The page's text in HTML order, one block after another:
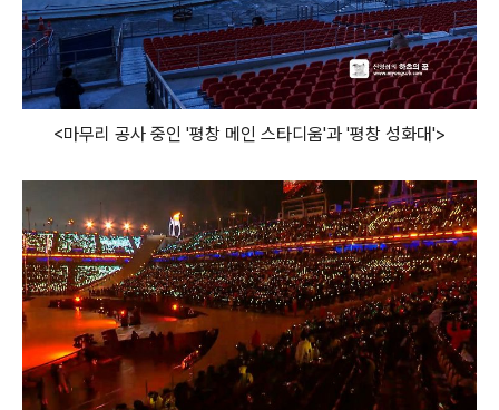
<마무리 공사 중인 '평창 메인 스타디움'과 '평창 성화대'>